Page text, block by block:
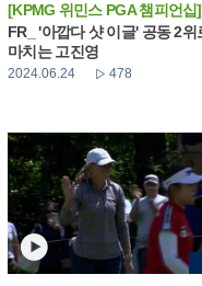
[KPMG 위민스 PGA 챔피언십]
FR_ '아깝다 샷 이글' 공동 2위
마치는 고진영
2024.06.24 478